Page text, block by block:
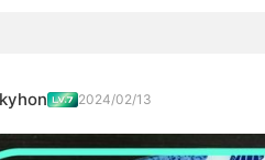
2024/02/13